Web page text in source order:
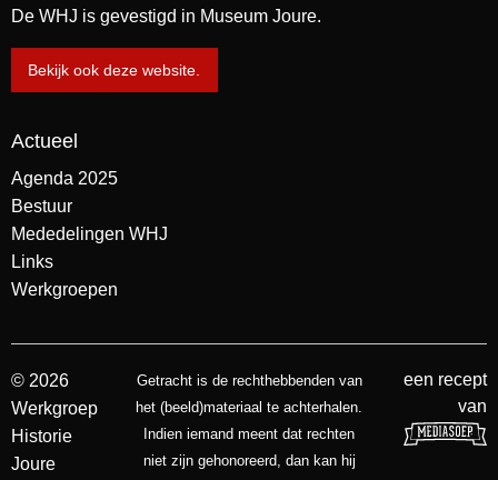
De WHJ is gevestigd in Museum Joure.
Bekijk ook deze website.
Actueel
Agenda 2025
Bestuur
Mededelingen WHJ
Links
Werkgroepen
© 2026
Werkgroep
Historie
Joure
Getracht is de rechthebbenden van
het (beeld)materiaal te achterhalen.
Indien iemand meent dat rechten
niet zijn gehonoreerd, dan kan hij
een recept
van